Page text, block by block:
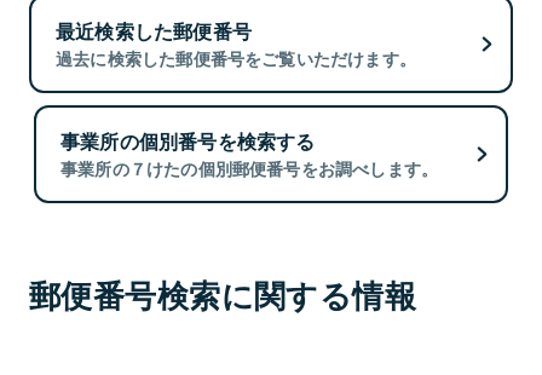
最近検索した郵便番号
過去に検索した郵便番号をご覧いただけます。
事業所の個別番号を検索する
事業所の７けたの個別郵便番号をお調べします。
郵便番号検索に関する情報